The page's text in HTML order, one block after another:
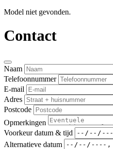
Model niet gevonden.
Contact
Naam
Telefoonnummer
E-mail
Adres
Postcode
Opmerkingen
Voorkeur datum & tijd
Alternatieve datum